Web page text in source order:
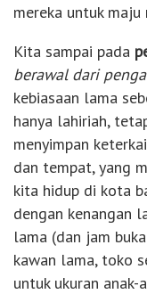
mereka untuk
Kita sampai pada
berawal dari
kebiasaan lama
hanya lahiriah,
menyimpan
dan tempat, yang
kita hidup di kota
dengan kenangan
lama (dan jam
kawan lama, toko
untuk ukuran anak-